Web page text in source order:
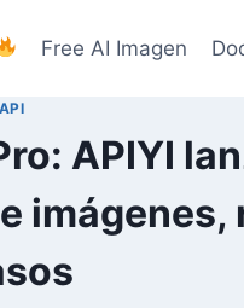
Free AI Imagen
APIYI
imágenes,